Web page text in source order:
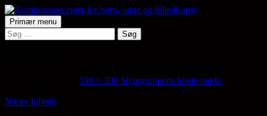
Hop
til
indhold
Kompetencecenter for børn,
SøgPrimær menu
Søg
efter:
598 × 300 Styregruppens første møde
Næste billede